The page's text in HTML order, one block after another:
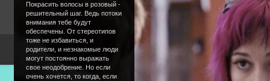
Покрасить волосы в розовый -
решительный шаг. Ведь потоки
внимания тебе будут
обеспечены. От стереотипов
тоже не избавиться, и
родители, и незнакомые люди
могут постоянно выражать
свое неодобрение. Но если
очень хочется, то когда, если
Copyright